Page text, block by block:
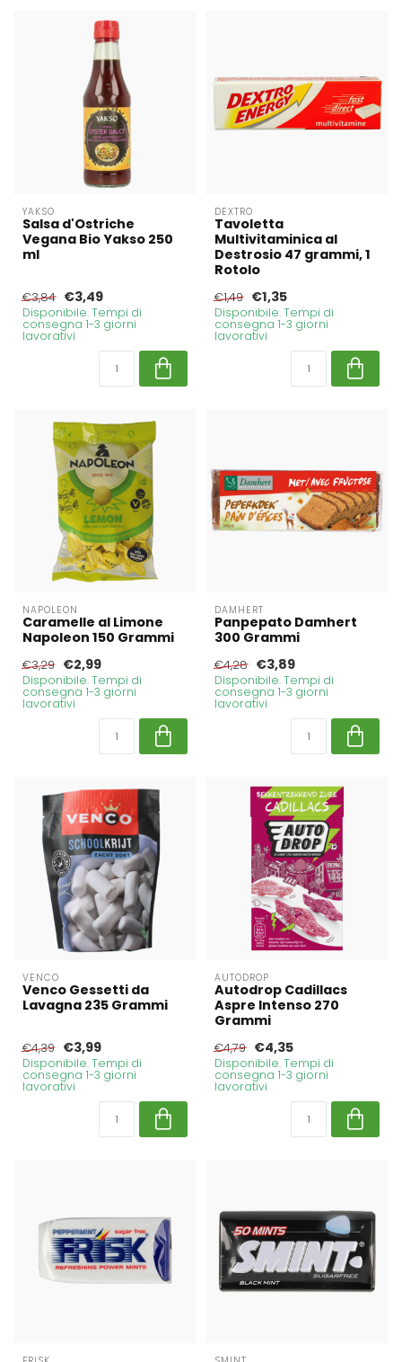
YAKSO
Salsa d'Ostriche
Vegana Bio Yakso 250
ml
€3,84 €3,49
Disponibile. Tempi di
consegna 1-3 giorni
lavorativi
DEXTRO
Tavoletta
Multivitaminica al
Destrosio 47 grammi, 1
Rotolo
€1,49 €1,35
Disponibile. Tempi di
consegna 1-3 giorni
lavorativi
NAPOLEON
Caramelle al Limone
Napoleon 150 Grammi
€3,29 €2,99
Disponibile. Tempi di
consegna 1-3 giorni
lavorativi
DAMHERT
Panpepato Damhert
300 Grammi
€4,28 €3,89
Disponibile. Tempi di
consegna 1-3 giorni
lavorativi
VENCO
Venco Gessetti da
Lavagna 235 Grammi
€4,39 €3,99
Disponibile. Tempi di
consegna 1-3 giorni
lavorativi
AUTODROP
Autodrop Cadillacs
Aspre Intenso 270
Grammi
€4,79 €4,35
Disponibile. Tempi di
consegna 1-3 giorni
lavorativi